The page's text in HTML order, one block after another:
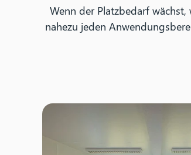
Wenn der Platzbedarf
nahezu jeden